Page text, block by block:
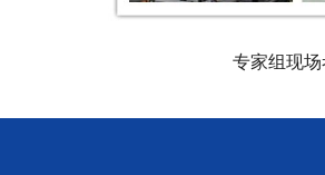
专家组现